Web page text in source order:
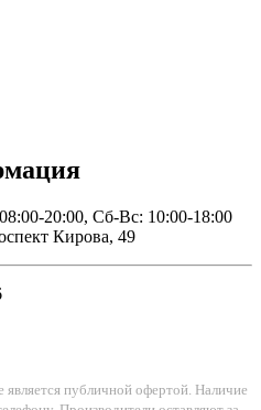
20:00, Сб-Вс: 10:00-18:00
Кирова, 49
публичной офертой. Наличие